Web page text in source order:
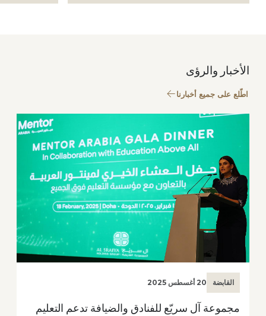
الأخبار والرؤى
اطّلع على جميع أخبارنا
القابضة 20 أغسطس 2025
مجموعة آل سريّع للفنادق والضيافة تدعم التعليم